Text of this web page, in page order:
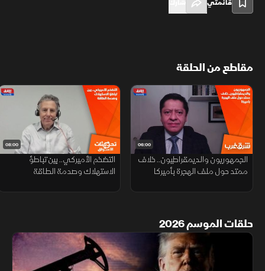
قائمتي
مقاطع من الحلقة
06:00
الجمهوريون والديمقراطيون.. خلاف
ممتد حول ملف الهجرة بأميركا
08:00
التضخم الأميركي.. بين تباطؤ
الاستهلاك وصدمة الطاقة
حلقات الموسم 2026